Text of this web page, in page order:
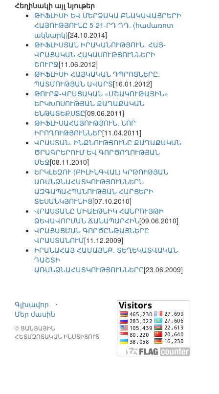
Հեղինակի այլ նյութեր
ԹԻՖԼԻՍԻ ԵՎ ՄԵՐՁԱԿԱ ԲՆԱԿԱՎԱՅՐԵՐԻ
ՀԱՅՈՒԹՅՈՒՆԸ 5-21-ՐԴ ԴԴ. (համառոտ
ակնարկ)[24.10.2014]
ԹԻՖԼԻՍՅԱՆ ԻՐԱԿԱՆՈՒԹՅՈՒՆ. ՀԱՅ-
ՎՐԱՑԱԿԱՆ ՀԱԿԱՍՈՒԹՅՈՒՆՆԵՐԻ
ՇՈՒՐՋ[11.06.2012]
ԹԻՖԼԻՍԻ ՀԱՅԿԱԿԱՆ ԴՊՐՈՑՆԵՐԸ.
ՊԱՏՄՈՒԹՅԱՆ ԱՎԱՐՏ[16.01.2012]
ԹՈՒՐՔ-ՎՐԱՑԱԿԱՆ «ՄՇԱԿՈՒԹԱՅԻՆ»
ԵՐԿԽՈՍՈՒԹՅԱՆ ՔԱՂԱՔԱԿԱՆ
ԵՆԹԱՏԵՔՍՏԸ[09.06.2011]
ԹԻՖԼԻՍԱՀԱՅՈՒԹՅՈՒՆ. ՆՈՐ
ԻՐՈՂՈՒԹՅՈՒՆՆԵՐ[11.04.2011]
ՎՐԱՍՏԱՆ. ԻՆՔՆՈՒԹՅՈՒՆԸ ՔԱՂԱՔԱԿԱՆ
ԾՐԱԳՐԵՐՈՒՄ ԵՎ ԳՈՐԾՈՂՈՒԹՅԱՆ
ՄԵՋ[08.11.2010]
ԵՐԿԼԵԶՈՒ (ԲԻԼԻՆԳՎԱԼ) ԿՐԹՈՒԹՅԱՆ
ԱՌԱՆՁՆԱՀԱՏԿՈՒԹՅՈՒՆՆԵՐՆ
ԱԶԳԱՊԱՀՊԱՆՈՒԹՅԱՆ ՀԱՐՑԵՐԻ
ՏԵՍԱՆԿՅՈՒՆԻՑ[07.10.2010]
ՎՐԱՍՏԱՆԸ ՄԻԱԷԹՆԻԿ ՀԱՆՐՈՒՅԹԻ
ՁԵՎԱՎՈՐՄԱՆ ՃԱՆԱՊԱՐՀԻՆ[09.06.2010]
ՎՐԱՑԱՑՄԱՆ ԳՈՐԾԸՆԹԱՑՆԵՐԸ
ՎՐԱՍՏԱՆՈՒՄ[11.12.2009]
ԻՐԱՆԱՀԱՅ ՀԱՄԱՅՆՔ. ՏԵՂԵԿԱՏՎԱԿԱՆ
ԴԱՇՏԻ
ԱՌԱՆՁՆԱՀԱՏԿՈՒԹՅՈՒՆՆԵՐԸ[23.06.2009]
Գլխավոր
⋅
Մեր մասին
© ՑԱՆՑԱՅԻՆ
ՀԵՏԱԶՈՏԱԿԱՆ ԻՆՍՏԻՏՈՒՏ